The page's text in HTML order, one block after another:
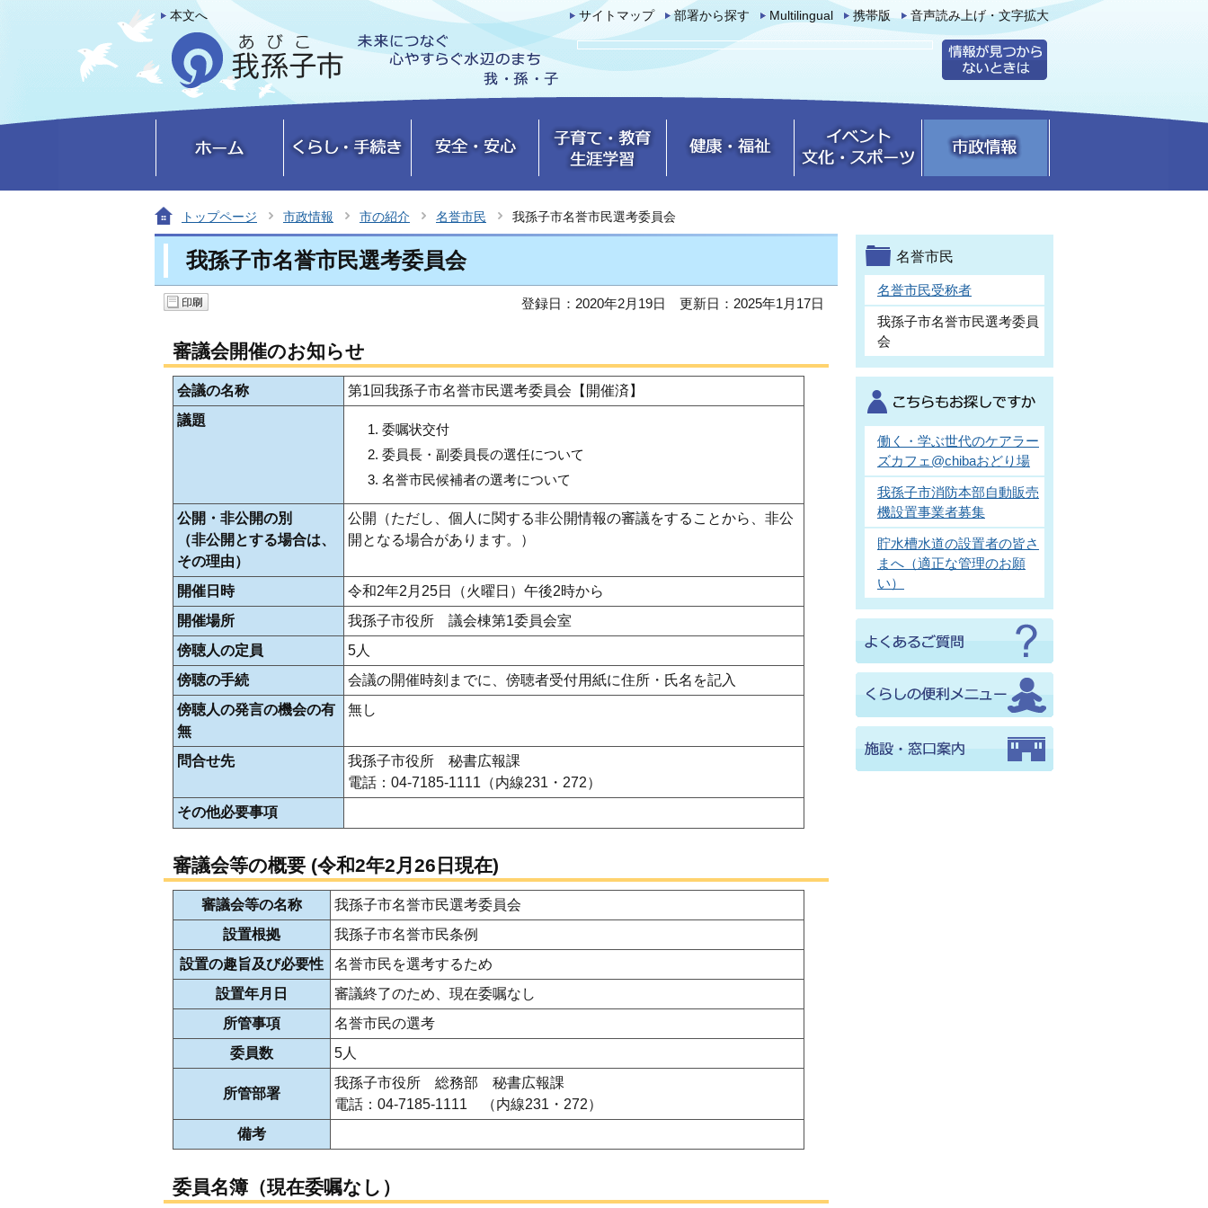
本文へ サイトマップ 部署から探す Multilingual 携帯版 音声読み上げ・文字拡大
トップページ 市政情報 市の紹介 名誉市民 我孫子市名誉市民選考委員会
我孫子市名誉市民選考委員会
登録日：2020年2月19日 更新日：2025年1月17日
審議会開催のお知らせ
会議の名称
第1回我孫子市名誉市民選考委員会【開催済】
議題
委嘱状交付
委員長・副委員長の選任について
名誉市民候補者の選考について
公開・非公開の別
（非公開とする場合は、
その理由）
公開（ただし、個人に関する非公開情報の審議をすることから、非公
開となる場合があります。）
開催日時
令和2年2月25日（火曜日）午後2時から
開催場所
我孫子市役所 議会棟第1委員会室
傍聴人の定員
5人
傍聴の手続
会議の開催時刻までに、傍聴者受付用紙に住所・氏名を記入
傍聴人の発言の機会の有
無
無し
問合せ先
我孫子市役所 秘書広報課
電話：04-7185-1111（内線231・272）
その他必要事項
審議会等の概要 (令和2年2月26日現在)
審議会等の名称
我孫子市名誉市民選考委員会
設置根拠
我孫子市名誉市民条例
設置の趣旨及び必要性
名誉市民を選考するため
設置年月日
審議終了のため、現在委嘱なし
所管事項
名誉市民の選考
委員数
5人
所管部署
我孫子市役所 総務部 秘書広報課
電話：04-7185-1111 （内線231・272）
備考
委員名簿（現在委嘱なし）
名誉市民
名誉市民受称者
我孫子市名誉市民選考委員
会
働く・学ぶ世代のケアラー
ズカフェ@chibaおどり場
我孫子市消防本部自動販売
機設置事業者募集
貯水槽水道の設置者の皆さ
まへ（適正な管理のお願
い）